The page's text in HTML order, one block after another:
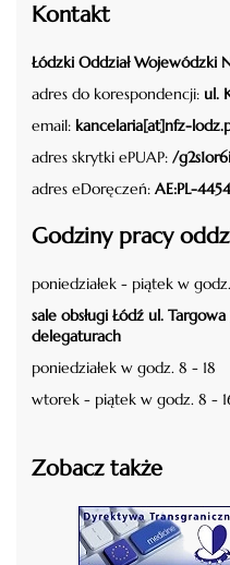
Kontakt
Łódzki Oddział Wojewódzki
adres do korespondencji: ul.
email: kancelaria[at]nfz-
adres skrytki ePUAP: /
adres eDoręczeń: AE:PL-
Godziny pracy
poniedziałek - piątek w
sale obsługi Łódź ul.
delegaturach
poniedziałek w godz. 8 - 18
wtorek - piątek w godz. 8 -
Zobacz także